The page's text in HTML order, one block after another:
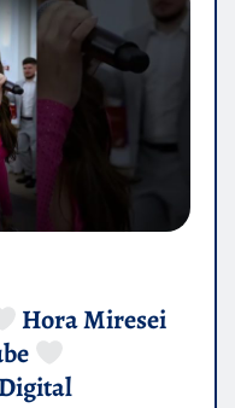
Hora Miresei